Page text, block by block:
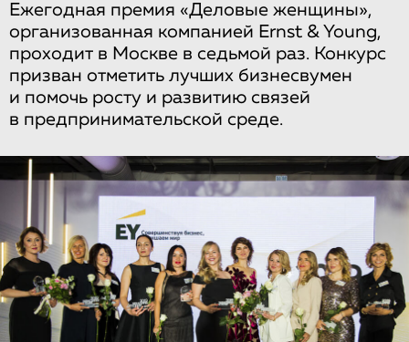
Ежегодная премия «Деловые женщины»,
организованная компанией Ernst & Young,
проходит в Москве в седьмой раз. Конкурс
призван отметить лучших бизнесвумен
и помочь росту и развитию связей
в предпринимательской среде.